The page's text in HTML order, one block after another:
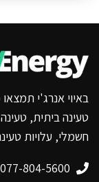
באיוי אנרג'י
טעינה ביתית,
חשמלי, עלויות
077-804-5600